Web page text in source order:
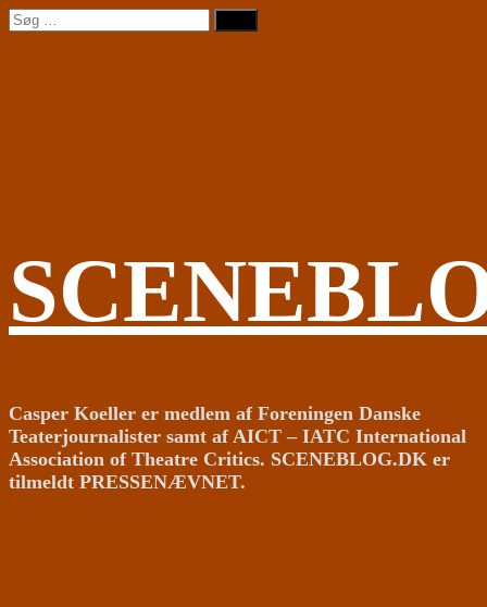
Videre
til
Søg
efter:
Casper Koeller er medlem af Foreningen Danske
Teaterjournalister samt af AICT – IATC International
Association of Theatre Critics. SCENEBLOG.DK er
tilmeldt PRESSENÆVNET.